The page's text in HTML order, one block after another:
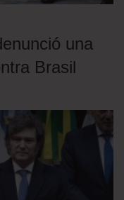
una
Brasil